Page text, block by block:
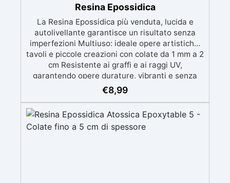
Resina Epossidica
La Resina Epossidica più venduta, lucida e
autolivellante garantisce un risultato senza
imperfezioni Multiuso: ideale opere artistiche,
tavoli e piccole creazioni con colate da 1 mm a 2
cm Resistente ai graffi e ai raggi UV,
garantendo opere durature, vibranti e senza
ingiallimenti nel tempo Bassa viscosità e
formula anti-bolle per risultati impeccabili,
Certificata Atossica post catalisi per contatto
con la pelle, BPA free e VoC Free
€8,99